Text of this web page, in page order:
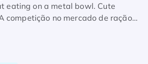
eating on a metal bowl. Cute
competição no mercado de ração
das prateleiras dos pet shops